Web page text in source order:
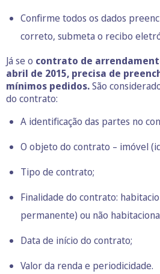
Confirme todos os dados
correto, submeta o recibo
Já se o contrato de
abril de 2015, precisa de
mínimos pedidos.São
do contrato:
A identificação das partes no
O objeto do contrato – imóvel
Tipo de contrato;
Finalidade do contrato:
permanente) ou não
Data de início do contrato;
Valor da renda e periodicidade.